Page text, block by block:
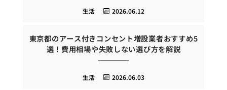
2026.06.12
生活
東京都のアース付きコンセント増設業者おすすめ5
選！費用相場や失敗しない選び方を解説
2026.06.03
生活